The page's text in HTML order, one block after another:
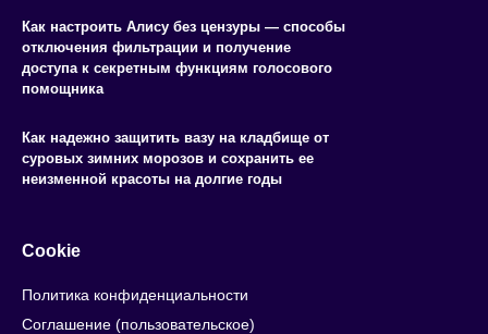
Как настроить Алису без цензуры — способы
отключения фильтрации и получение
доступа к секретным функциям голосового
помощника
Как надежно защитить вазу на кладбище от
суровых зимних морозов и сохранить ее
неизменной красоты на долгие годы
Cookie
Политика конфиденциальности
Соглашение (пользовательское)